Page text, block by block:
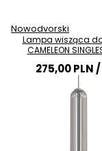
Nowodvorski
Lampa wisząca
CAMELEON
jedwabisty
275,00 PLN/